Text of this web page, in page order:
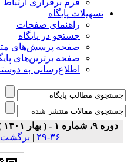
ارتباط
متداول
پایگاه
به دوستان
برگشت به فهرست نسخه ها